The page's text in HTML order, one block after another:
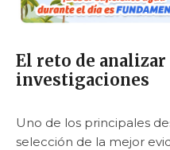
El reto de
investigaciones
Uno de los principales
selección de la mejor